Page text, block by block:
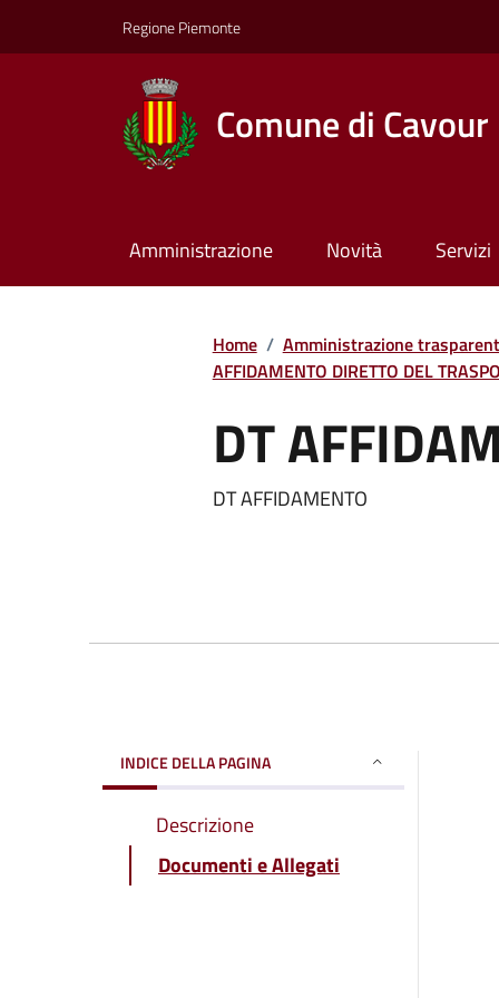
Regione Piemonte
Comune di Cavour
Amministrazione Novità Servizi
Home / Amministrazione
AFFIDAMENTO DIRETTO DEL
DT
DT AFFIDAMENTO
INDICE DELLA PAGINA
Descrizione
Documenti e Allegati